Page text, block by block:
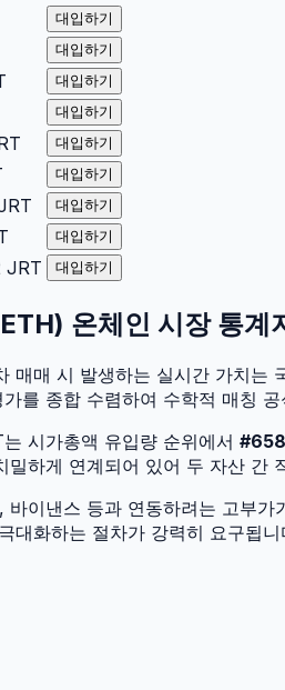
대입하기
대입하기
대입하기
대입하기
대입하기
대입하기
대입하기
대입하기
JRT 대입하기
ETH) 온체인 시장 통계
매매 시 발생하는 실시간 가치
를 종합 수렴하여 수학적 매칭
는 시가총액 유입량 순위에서 #
하게 연계되어 있어 두 자산
이낸스 등과 연동하려는 고부
대화하는 절차가 강력히 요구됩니